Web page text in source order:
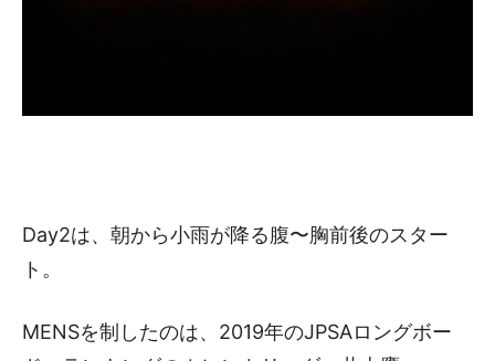
Day2は、朝から小雨が降る腹〜胸前後のスター
ト。
MENSを制したのは、2019年のJPSAロングボー